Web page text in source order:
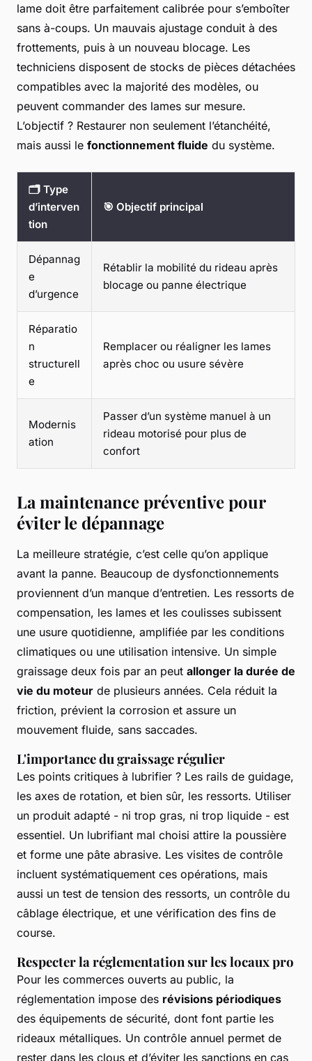
lame doit être parfaitement calibrée pour s’emboîter
sans à-coups. Un mauvais ajustage conduit à des
frottements, puis à un nouveau blocage. Les
techniciens disposent de stocks de pièces détachées
compatibles avec la majorité des modèles, ou
peuvent commander des lames sur mesure.
L’objectif ? Restaurer non seulement l’étanchéité,
mais aussi le fonctionnement fluide du système.
🗂️ Type
d’interven
tion
🎯 Objectif principal
Dépannag
e
d’urgence
Rétablir la mobilité du rideau après
blocage ou panne électrique
Réparatio
n
structurell
e
Remplacer ou réaligner les lames
après choc ou usure sévère
Modernis
ation
Passer d’un système manuel à un
rideau motorisé pour plus de
confort
La maintenance préventive pour
éviter le dépannage
La meilleure stratégie, c’est celle qu’on applique
avant la panne. Beaucoup de dysfonctionnements
proviennent d’un manque d’entretien. Les ressorts de
compensation, les lames et les coulisses subissent
une usure quotidienne, amplifiée par les conditions
climatiques ou une utilisation intensive. Un simple
graissage deux fois par an peut allonger la durée de
vie du moteur de plusieurs années. Cela réduit la
friction, prévient la corrosion et assure un
mouvement fluide, sans saccades.
L'importance du graissage régulier
Les points critiques à lubrifier ? Les rails de guidage,
les axes de rotation, et bien sûr, les ressorts. Utiliser
un produit adapté - ni trop gras, ni trop liquide - est
essentiel. Un lubrifiant mal choisi attire la poussière
et forme une pâte abrasive. Les visites de contrôle
incluent systématiquement ces opérations, mais
aussi un test de tension des ressorts, un contrôle du
câblage électrique, et une vérification des fins de
course.
Respecter la réglementation sur les locaux pro
Pour les commerces ouverts au public, la
réglementation impose des révisions périodiques
des équipements de sécurité, dont font partie les
rideaux métalliques. Un contrôle annuel permet de
rester dans les clous et d’éviter les sanctions en cas